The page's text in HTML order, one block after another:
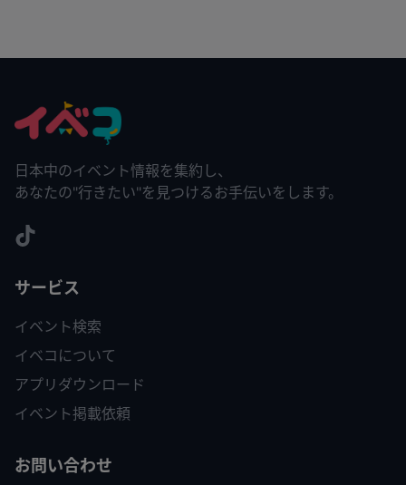
日本中のイベント情報を集約し、
あなたの"行きたい"を見つけるお手伝いをします。
サービス
イベント検索
イベコについて
アプリダウンロード
イベント掲載依頼
お問い合わせ